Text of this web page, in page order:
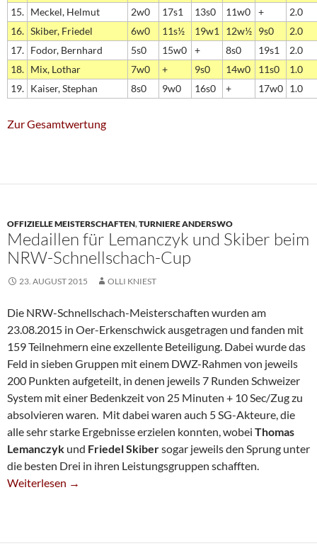
15. Meckel, Helmut 2w0 17s1 13s0 11w0 +
2.0
16. Skiber, Friedel 6w0 11s½ 19w1 12w½ 9s0
2.0
17. Fodor, Bernhard 5s0 15w0 + 8s0 19s1
2.0
18. Mix, Lothar 7w0 + 9s0 14w0 11s0
1.0
19. Kaiser, Stephan 8s0 9w0 16s0 + 17w0 1.0
Zur Gesamtwertung
OFFIZIELLE MEISTERSCHAFTEN,TURNIERE ANDERSWO
Medaillen für Lemanczyk und Skiber beim
NRW-Schnellschach-Cup
23. AUGUST 2015 OLLI KNIEST
Die NRW-Schnellschach-Meisterschaften wurden am
23.08.2015 in Oer-Erkenschwick ausgetragen und fanden mit
159 Teilnehmern eine exzellente Beteiligung. Dabei wurde das
Feld in sieben Gruppen mit einem DWZ-Rahmen von jeweils
200 Punkten aufgeteilt, in denen jeweils 7 Runden Schweizer
System mit einer Bedenkzeit von 25 Minuten + 10 Sec/Zug zu
absolvieren waren. Mit dabei waren auch 5 SG-Akteure, die
alle sehr starke Ergebnisse erzielen konnten, wobei Thomas
Lemanczyk und Friedel Skibersogar jeweils den Sprung unter
die besten Drei in ihren Leistungsgruppen schafften.
Medaillen Für Lemanczyk Und Skiber Beim NRW-
Weiterlesen →